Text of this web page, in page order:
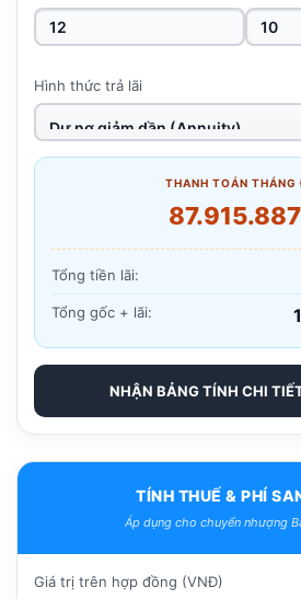
Hình thức trả lãi
THANH TOÁN THÁNG
Tổng tiền lãi:
Tổng gốc + lãi:
NHẬN BẢNG TÍNH CHI
TÍNH THUẾ & PHÍ
Áp dụng cho chuyển nhượng
Giá trị trên hợp đồng (VNĐ)